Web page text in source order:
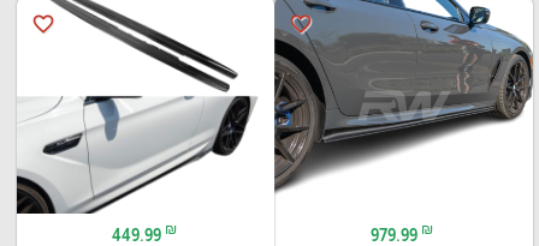
favorite_border
979.99 ₪
favorite_border
449.99 ₪